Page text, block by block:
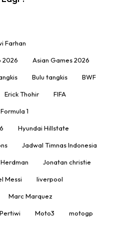
Farhan
2026 Asian Games 2026
Bulu tangkis BWF
Erick Thohir FIFA
Formula 1
Hyundai Hillstate
Jadwal Timnas Indonesia
Jonatan christie
Messi liverpool
Marc Marquez
Moto3 motogp